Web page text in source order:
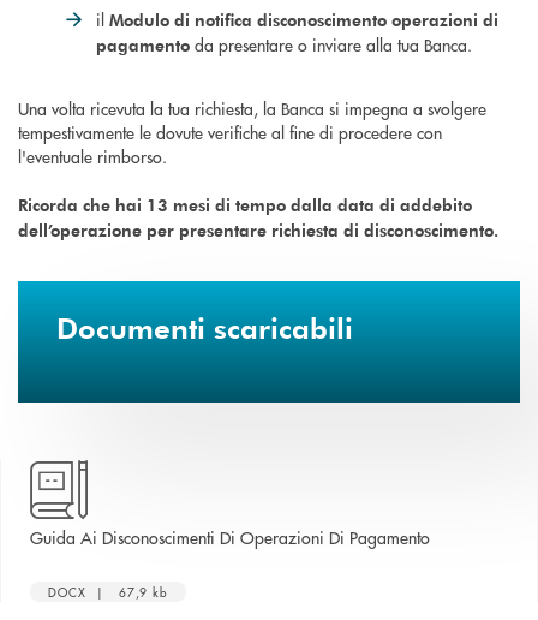
il Modulo di notifica disconoscimento operazioni di
pagamento da presentare o inviare alla tua Banca.
Una volta ricevuta la tua richiesta, la Banca si impegna a svolgere
tempestivamente le dovute verifiche al fine di procedere con
l'eventuale rimborso.
Ricorda che hai 13 mesi di tempo dalla data di addebito
dell’operazione per presentare richiesta di disconoscimento.
Documenti scaricabili
Guida Ai Disconoscimenti Di Operazioni Di Pagamentoapre una
DOCX | 67,9 kb